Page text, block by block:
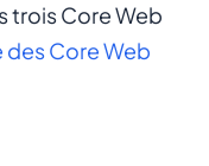
trois Core Web
Core Web